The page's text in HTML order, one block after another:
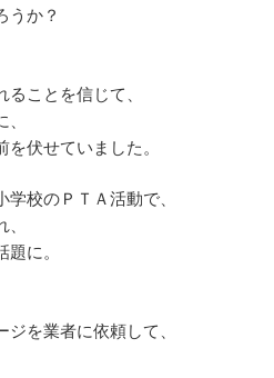
うか？
ことを信じて、
伏せていました。
校のＰＴＡ活動で、
に。
を業者に依頼して、